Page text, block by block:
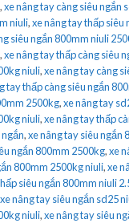
,xe nâng tay càng siêu ngắn
niuli,xe nâng tay thấp siêu
siêu ngắn 800mm niuli
,xe nâng tay thấp càng siêu
niuli,xe nâng tay càng
tay thấp càng siêu ngắn
2500kg,xe nâng tay
niuli,xe nâng tay thấp
,xe nâng tay siêu ngắn
ngắn 800mm 2500kg,xe
800mm 2500kg niuli,xe
siêu ngắn 800mm niuli
xe nâng tay siêu ngắn sd25
niuli,xe nâng tay siêu